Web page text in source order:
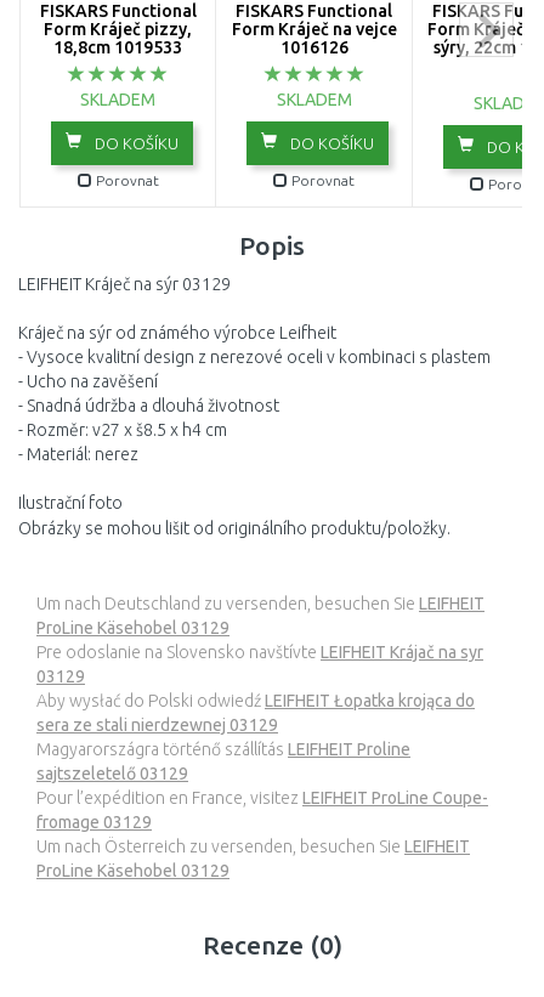
FISKARS Functional
Form Kráječ pizzy,
18,8cm 1019533
SKLADEM
DO KOŠÍKU
Porovnat
FISKARS Functional
Form Kráječ na vejce
1016126
SKLADEM
DO KOŠÍKU
Porovnat
FISKARS
Form Kráječ
sýry, 22cm
DO
Popis
LEIFHEIT Kráječ na sýr 03129
Kráječ na sýr od známého výrobce Leifheit
- Vysoce kvalitní design z nerezové oceli v kombinaci s plastem
- Ucho na zavěšení
- Snadná údržba a dlouhá životnost
- Rozměr: v27 x š8.5 x h4 cm
- Materiál: nerez
Ilustrační foto
Obrázky se mohou lišit od originálního produktu/položky.
Um nach Deutschland zu versenden, besuchen Sie LEIFHEIT
ProLine Käsehobel 03129
Pre odoslanie na Slovensko navštívte LEIFHEIT Krájač na syr
03129
Aby wysłać do Polski odwiedźLEIFHEIT Łopatka krojąca do
sera ze stali nierdzewnej 03129
Magyarországra történő szállítás LEIFHEIT Proline
sajtszeletelő 03129
Pour l’expédition en France, visitez LEIFHEIT ProLine Coupe-
fromage 03129
Um nach Österreich zu versenden, besuchen Sie LEIFHEIT
ProLine Käsehobel 03129
Recenze (0)